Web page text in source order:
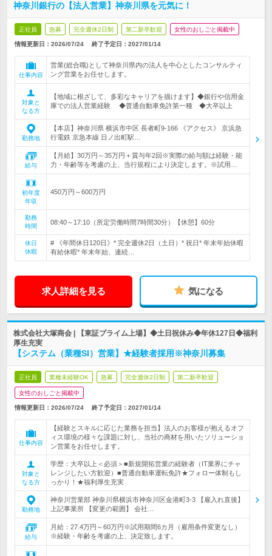
神奈川銀行の【法人営業】神奈川県を元気に！
正社員 急募 完全週休2日制 第二新卒歓迎 女性のおしごと掲載中
情報更新日：2026/07/24 終了予定日： 2027/01/14
仕事内容
営業(総合職)として神奈川県内の法人を中心としたコンサルティ
ング営業をお任せします。
対象と
なる方
【地域に根ざして、多彩なキャリアを描けます】◆銀行や信用金
庫での法人営業経験 ◆普通自動車免許第一種 ◆大卒以上
勤務地
【本店】神奈川県 横浜市中区 長者町9-166 《アクセス》 京浜急
行電鉄 京急本線 日ノ出町駅…
給与
【月給】30万円～35万円＋賞与年2回※実際の給与額は経験・能
力・年齢等を考慮の上、当行規程により決定します。※試用…
初年度
年収
450万円～600万円
勤務
時間
08:40～17:10（所定労働時間7時間30分）【休憩】60分
休日
休暇
# 《年間休日120日》* 完全週休2日（土日）* 祝日* 年末年始休暇
有給休暇* 年末年始、連続…
求人詳細を見る 気になる
株式会社大塚商会 | 【東証プライム上場】◆土日祝休み◆年休127日◆福利
厚生充実
【システム（業種SI）営業】★経験者採用※神奈川募集
正社員 業種未経験OK 急募 完全週休2日制 第二新卒歓迎
女性のおしごと掲載中
情報更新日：2026/07/24 終了予定日： 2027/01/14
仕事内容
【経験とスキルに応じた業務を担当】法人のお客様が抱えるオフ
ィス環境の様々な課題に対し、当社の商材を用いたソリューショ
ン営業をお任せします。
対象と
なる方
学歴：大卒以上＜必須＞■新規開拓営業の経験者（IT業界にチャ
レンジしたい方歓迎）■普通自動車運転免許★フォロー体制もし
っかり！★福利厚生充実
勤務地
神奈川営業部 神奈川県横浜市神奈川区金港町3-3 【雇入れ直後】
上記事業所 【変更の範囲】 会社…
給与
月給：27.4万円～60万円※試用期間6カ月（雇用条件変更なし）
※経験・年齢を考慮の上、決定致します。